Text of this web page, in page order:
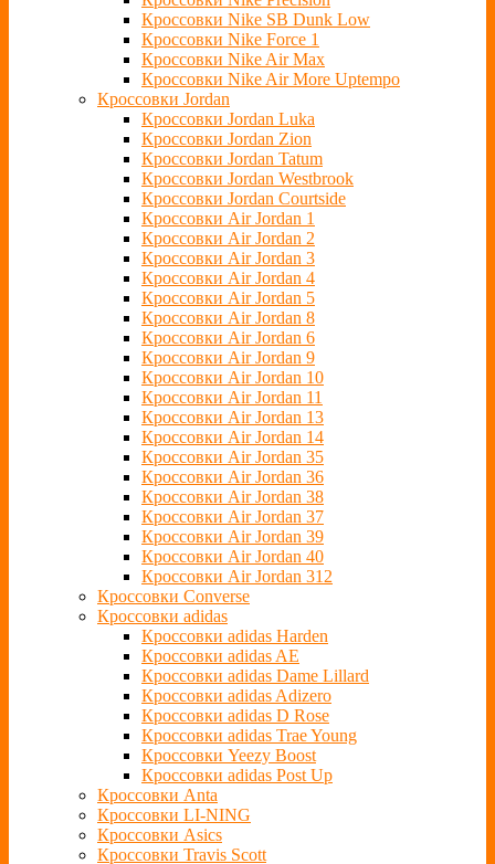
Кроссовки Nike SB Dunk Low
Кроссовки Nike Force 1
Кроссовки Nike Air Max
Кроссовки Nike Air More Uptempo
Кроссовки Jordan
Кроссовки Jordan Luka
Кроссовки Jordan Zion
Кроссовки Jordan Tatum
Кроссовки Jordan Westbrook
Кроссовки Jordan Courtside
Кроссовки Air Jordan 1
Кроссовки Air Jordan 2
Кроссовки Air Jordan 3
Кроссовки Air Jordan 4
Кроссовки Air Jordan 5
Кроссовки Air Jordan 8
Кроссовки Air Jordan 6
Кроссовки Air Jordan 9
Кроссовки Air Jordan 10
Кроссовки Air Jordan 11
Кроссовки Air Jordan 13
Кроссовки Air Jordan 14
Кроссовки Air Jordan 35
Кроссовки Air Jordan 36
Кроссовки Air Jordan 38
Кроссовки Air Jordan 37
Кроссовки Air Jordan 39
Кроссовки Air Jordan 40
Кроссовки Air Jordan 312
Кроссовки Converse
Кроссовки adidas
Кроссовки adidas Harden
Кроссовки adidas AE
Кроссовки adidas Dame Lillard
Кроссовки adidas Adizero
Кроссовки adidas D Rose
Кроссовки adidas Trae Young
Кроссовки Yeezy Boost
Кроссовки adidas Post Up
Кроссовки Anta
Кроссовки LI-NING
Кроссовки Asics
Кроссовки Travis Scott